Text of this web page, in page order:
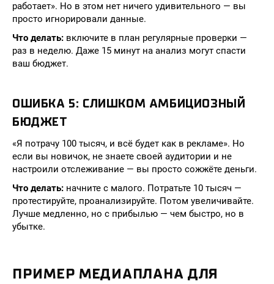
работает». Но в этом нет ничего удивительного — вы
просто игнорировали данные.
Что делать: включите в план регулярные проверки —
раз в неделю. Даже 15 минут на анализ могут спасти
ваш бюджет.
ОШИБКА 5: СЛИШКОМ АМБИЦИОЗНЫЙ
БЮДЖЕТ
«Я потрачу 100 тысяч, и всё будет как в рекламе». Но
если вы новичок, не знаете своей аудитории и не
настроили отслеживание — вы просто сожжёте деньги.
Что делать: начните с малого. Потратьте 10 тысяч —
протестируйте, проанализируйте. Потом увеличивайте.
Лучше медленно, но с прибылью — чем быстро, но в
убытке.
ПРИМЕР МЕДИАПЛАНА ДЛЯ